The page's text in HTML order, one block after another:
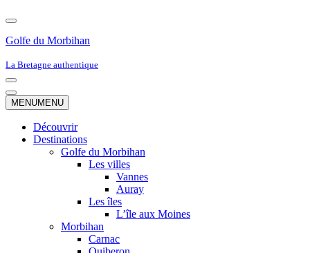
Golfe du Morbihan
La Bretagne authentique
Menu
de
navigation
Menu
de
MENUMENU
Découvrir
Destinations
Golfe du Morbihan
Les villes
Vannes
Auray
Les îles
L’île aux Moines
Morbihan
Carnac